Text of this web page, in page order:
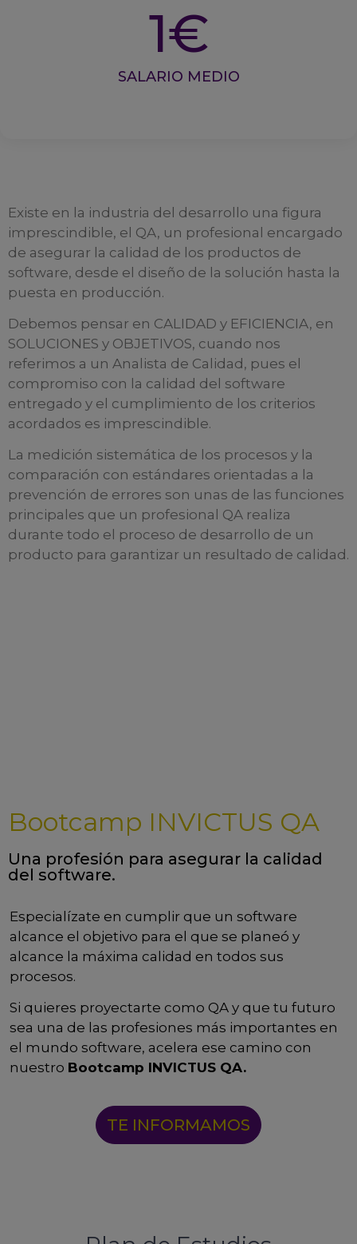
1€
SALARIO MEDIO
Existe en la industria del desarrollo una figura
imprescindible, el QA, un profesional encargado
de asegurar la calidad de los productos de
software, desde el diseño de la solución hasta la
puesta en producción.
Debemos pensar en CALIDAD y EFICIENCIA, en
SOLUCIONES y OBJETIVOS, cuando nos
referimos a un Analista de Calidad, pues el
compromiso con la calidad del software
entregado y el cumplimiento de los criterios
acordados es imprescindible.
La medición sistemática de los procesos y la
comparación con estándares orientadas a la
prevención de errores son unas de las funciones
principales que un profesional QA realiza
durante todo el proceso de desarrollo de un
producto para garantizar un resultado de calidad.
Bootcamp INVICTUS QA
Una profesión para asegurar la calidad
del software.
Especialízate en cumplir que un software
alcance el objetivo para el que se planeó y
alcance la máxima calidad en todos sus
procesos.
Si quieres proyectarte como QA y que tu futuro
sea una de las profesiones más importantes en
el mundo software, acelera ese camino con
nuestro Bootcamp INVICTUS QA.
TE INFORMAMOS